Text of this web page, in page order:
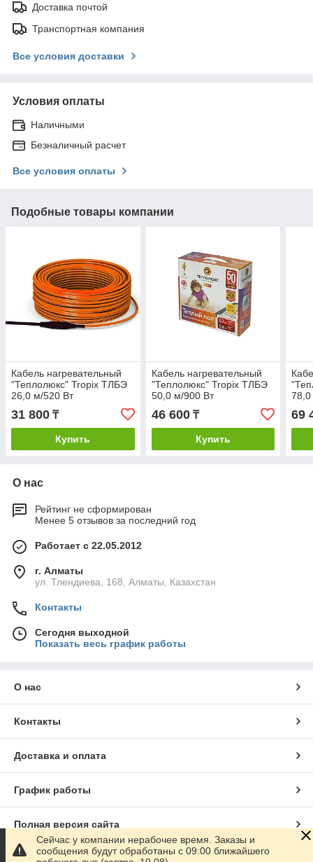
Доставка почтой
Транспортная компания
Все условия доставки
Условия оплаты
Наличными
Безналичный расчет
Все условия оплаты
Подобные товары компании
Кабель нагревательный
"Теплолюкс" Tropix ТЛБЭ
26,0 м/520 Вт
31 800 ₸
Купить
Кабель нагревательный
"Теплолюкс" Tropix ТЛБЭ
50,0 м/900 Вт
46 600₸
Купить
69
О нас
Рейтинг не сформирован
Менее 5 отзывов за последний год
Работает с 22.05.2012
г. Алматы
ул. Тлендиева, 168, Алматы, Казахстан
Контакты
Сегодня выходной
Показать весь график работы
О нас
Контакты
Доставка и оплата
График работы
Полная версия сайта
Сайт создан на маркетплейсеSatu.kz
Сейчас у компании нерабочее время. Заказы и
сообщения будут обработаны с 09:00 ближайшего